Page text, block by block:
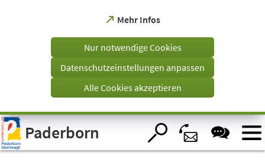
Visuelle
Assistenzsoftware
öffnen.
Mehr Infos
(Öffnet
einem
Tab)
Nur notwendige Cookies
Datenschutzeinstellungen anpassen
Alle Cookies akzeptieren
Paderborn